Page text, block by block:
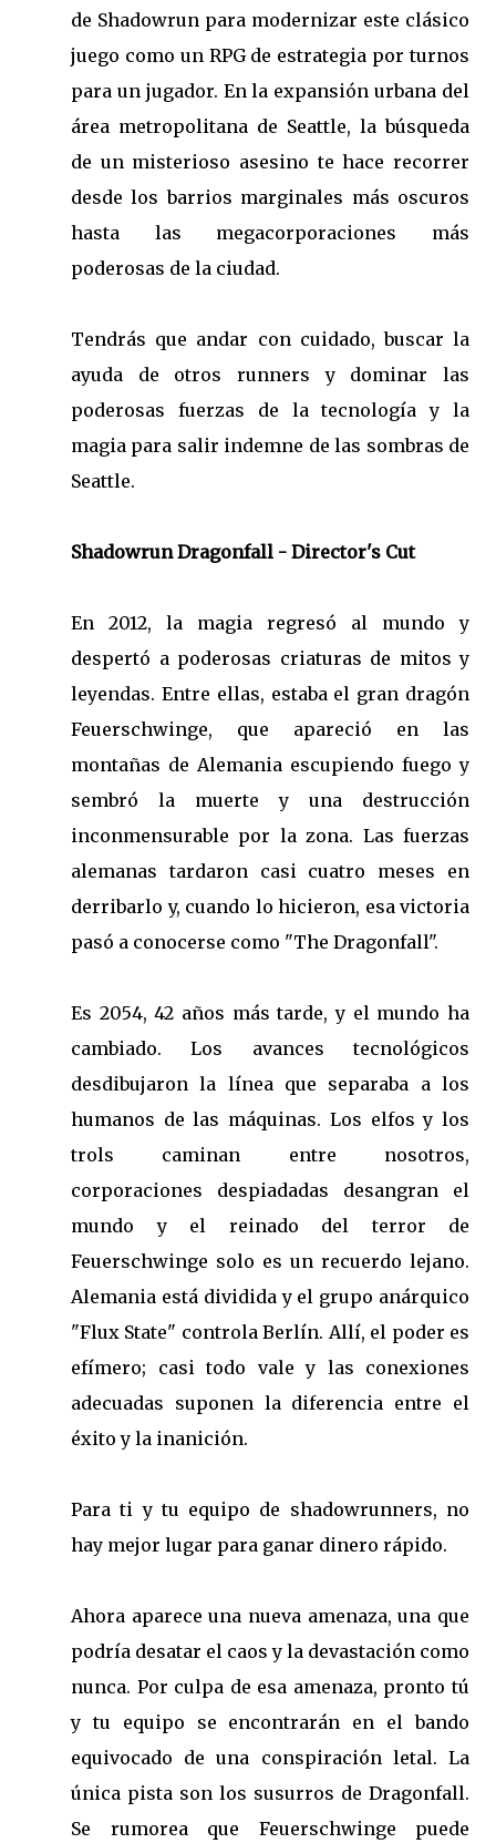
de Shadowrun para modernizar este clásico
juego como un RPG de estrategia por turnos
para un jugador. En la expansión urbana del
área metropolitana de Seattle, la búsqueda
de un misterioso asesino te hace recorrer
desde los barrios marginales más oscuros
hasta las megacorporaciones más
poderosas de la ciudad.
Tendrás que andar con cuidado, buscar la
ayuda de otros runners y dominar las
poderosas fuerzas de la tecnología y la
magia para salir indemne de las sombras de
Seattle.
Shadowrun Dragonfall - Director's Cut
En 2012, la magia regresó al mundo y
despertó a poderosas criaturas de mitos y
leyendas. Entre ellas, estaba el gran dragón
Feuerschwinge, que apareció en las
montañas de Alemania escupiendo fuego y
sembró la muerte y una destrucción
inconmensurable por la zona. Las fuerzas
alemanas tardaron casi cuatro meses en
derribarlo y, cuando lo hicieron, esa victoria
pasó a conocerse como "The Dragonfall".
Es 2054, 42 años más tarde, y el mundo ha
cambiado. Los avances tecnológicos
desdibujaron la línea que separaba a los
humanos de las máquinas. Los elfos y los
trols caminan entre nosotros,
corporaciones despiadadas desangran el
mundo y el reinado del terror de
Feuerschwinge solo es un recuerdo lejano.
Alemania está dividida y el grupo anárquico
"Flux State" controla Berlín. Allí, el poder es
efímero; casi todo vale y las conexiones
adecuadas suponen la diferencia entre el
éxito y la inanición.
Para ti y tu equipo de shadowrunners, no
hay mejor lugar para ganar dinero rápido.
Ahora aparece una nueva amenaza, una que
podría desatar el caos y la devastación como
nunca. Por culpa de esa amenaza, pronto tú
y tu equipo se encontrarán en el bando
equivocado de una conspiración letal. La
única pista son los susurros de Dragonfall.
Se rumorea que Feuerschwinge puede